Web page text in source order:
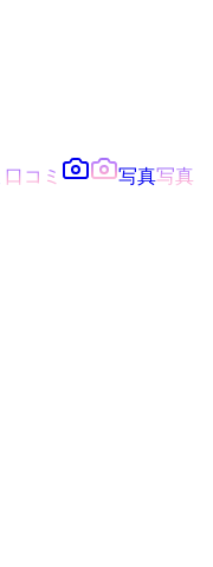
口コミ 写真写真